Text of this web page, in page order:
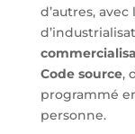
d’autres,
Code source,
programmé
personne.